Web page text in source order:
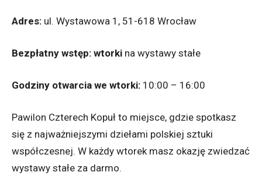
Adres: ul. Wystawowa 1, 51-618 Wrocław
Bezpłatny wstęp: wtorki na wystawy stałe
Godziny otwarcia we wtorki: 10:00 – 16:00
Pawilon Czterech Kopuł to miejsce, gdzie spotkasz
się z najważniejszymi dziełami polskiej sztuki
współczesnej. W każdy wtorek masz okazję zwiedzać
wystawy stałe za darmo.